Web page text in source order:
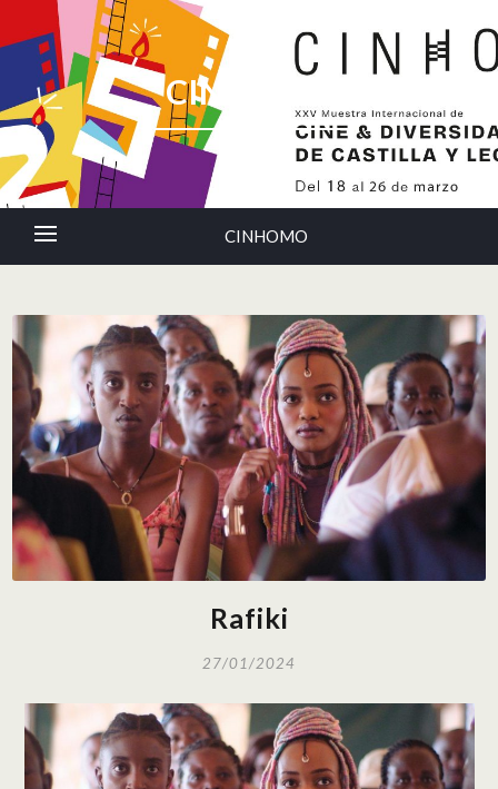
CINHOMO
CINHOMO
Rafiki
27/01/2024